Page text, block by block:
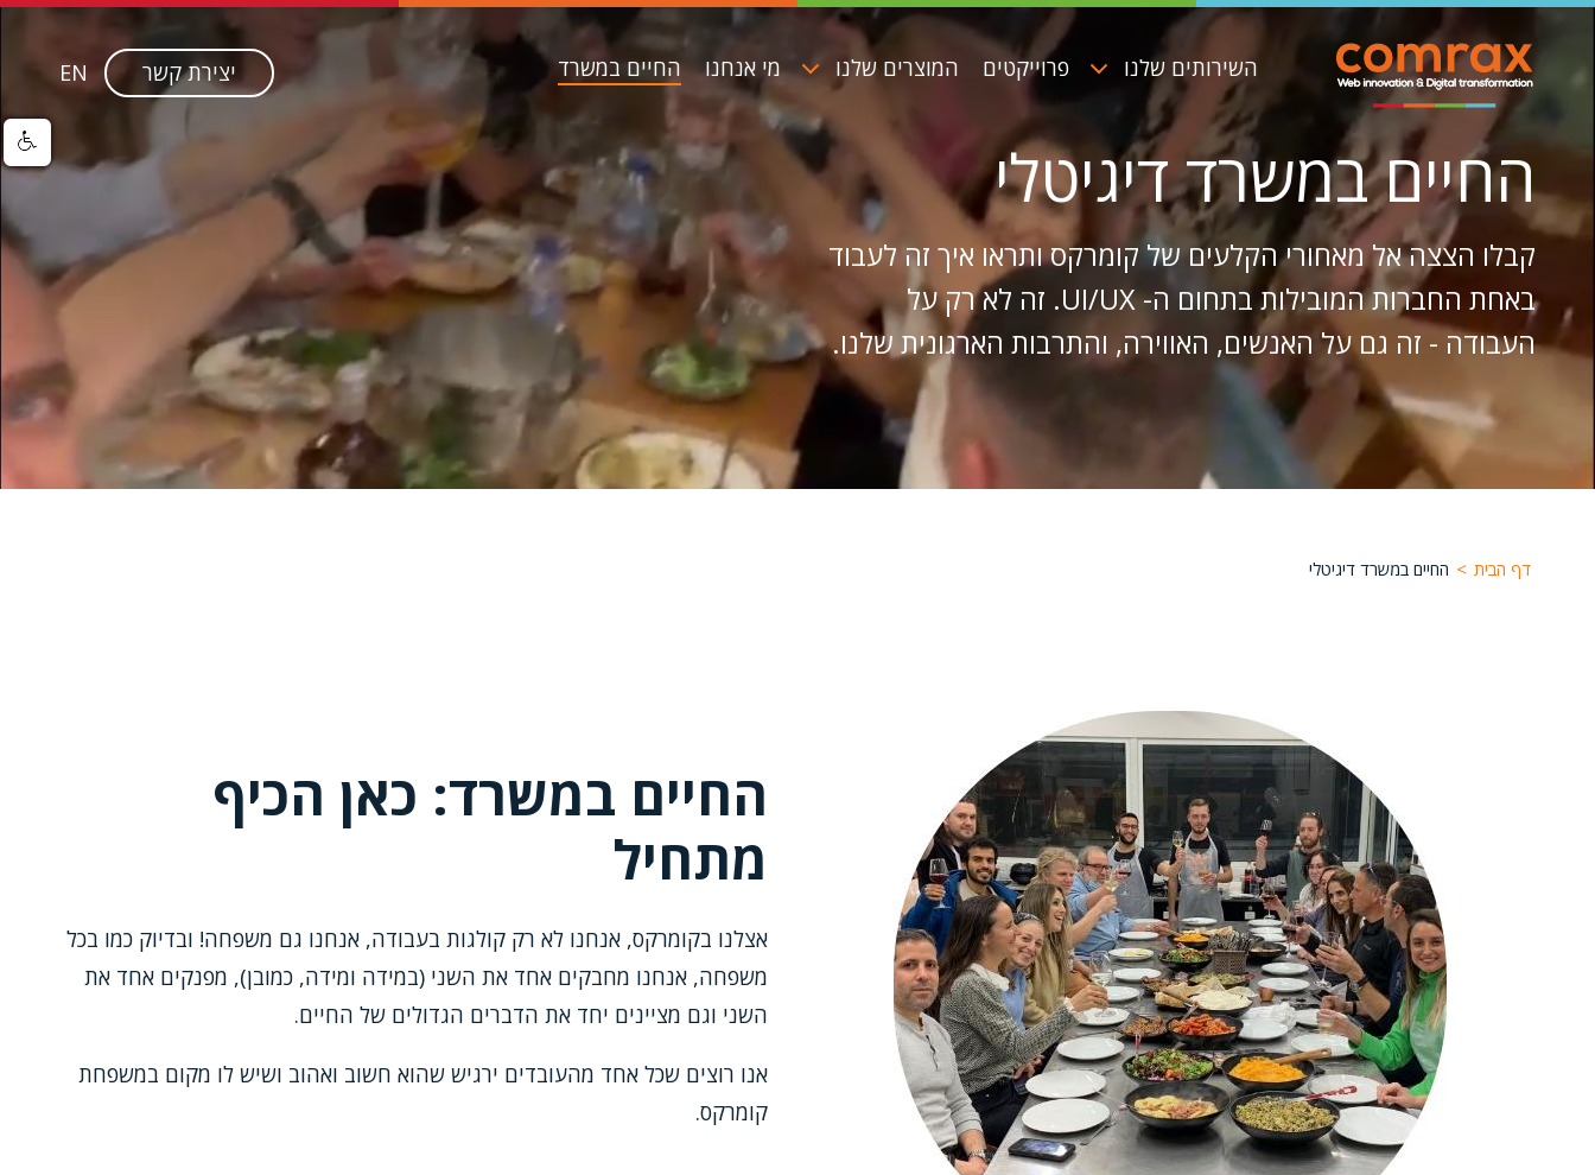
דילוג
ניווט
ראשי
השירותים שלנו פרוייקטים המוצרים שלנו מי אנחנו החיים במשרד יצירת קשר EN
החיים במשרד דיגיטלי
קבלו הצצה אל מאחורי הקלעים של קומרקס ותראו איך זה לעבוד
באחת החברות המובילות בתחום ה- UI/UX. זה לא רק על
העבודה - זה גם על האנשים, האווירה, והתרבות הארגונית שלנו.
Video
דף הבית > החיים במשרד דיגיטלי
החיים במשרד: כאן הכיף
מתחיל
אצלנו בקומרקס, אנחנו לא רק קולגות בעבודה, אנחנו גם משפחה! ובדיוק כמו בכל
משפחה, אנחנו מחבקים אחד את השני (במידה ומידה, כמובן), מפנקים אחד את
השני וגם מציינים יחד את הדברים הגדולים של החיים.
אנו רוצים שכל אחד מהעובדים ירגיש שהוא חשוב ואהוב ושיש לו מקום במשפחת
קומרקס.